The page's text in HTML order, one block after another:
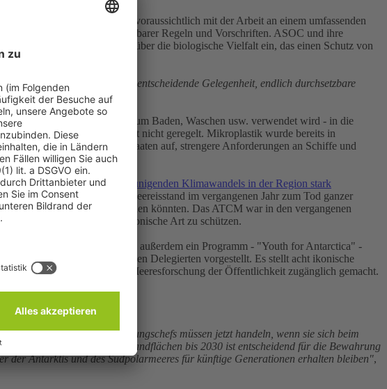
den Tourismus legen und voraussichtlich mit der Arbeit an einem umfassenden
einschließlich durchsetzbarer Regeln und Vorschriften. ASOC und ihre
globalen Übereinkommens über die biologische Vielfalt ein, das einen Schutz von
bietet jedoch eine entscheidende Gelegenheit, endlich durchsetzbare
von ASOC.
Wasser" - Wasser, das zum Baden, Waschen usw. verwendet wird - in die
enthält, ist derzeit nicht geregelt. Mikroplastik wurde bereits in
die ATCM-Mitgliedsstaaten auf, strengere Anforderungen an Schiffe und
aufgrund des sich beschleunigenden Klimawandels in der Region stark
rekordverdächtig niedrige Meereisstand im vergangenen Jahr zum Tod ganzer
um 99 Prozent zurückgehen könnten. Das ATCM war in den vergangenen
jetzt handeln, um diese ikonische Art zu schützen.
in Indien, werden außerdem ein Programm - "Youth for Antarctica" -
gestaltet wurde, den Delegierten vorgestellt. Es stellt acht ikonische
Zentrum für Polar- und Meeresforschung der Öffentlichkeit zugänglich gemacht.
Die Staats- und Regierungschefs müssen jetzt handeln, wenn sie sich beim
unserer Meeres- und Landflächen bis 2030 ist entscheidend für die Bewahrung
der Antarktis und des Südpolarmeeres für künftige Generationen erhalten bleiben",